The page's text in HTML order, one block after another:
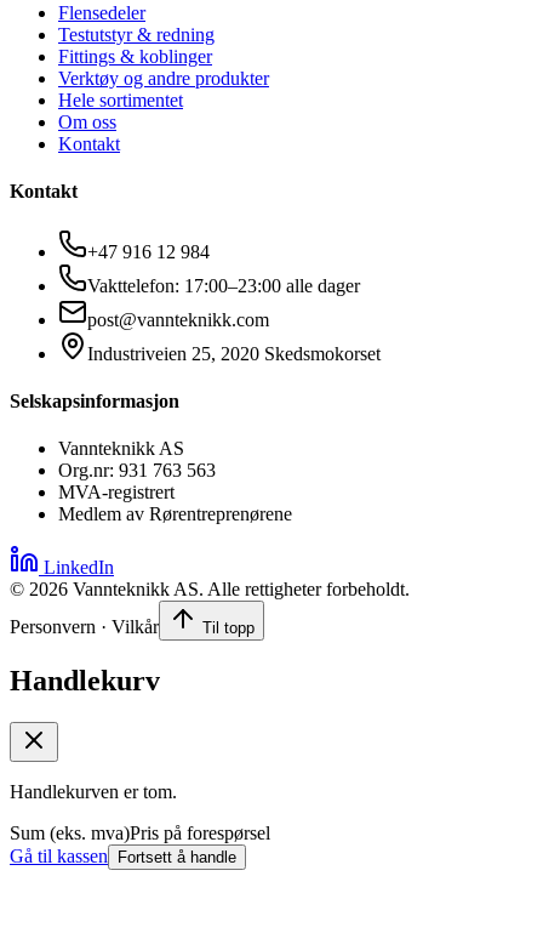
Flensedeler
Testutstyr & redning
Fittings & koblinger
Verktøy og andre produkter
Hele sortimentet
Om oss
Kontakt
Kontakt
+47 916 12 984
Vakttelefon: 17:00–23:00 alle dager
post@vannteknikk.com
Industriveien 25, 2020 Skedsmokorset
Selskapsinformasjon
Vannteknikk AS
Org.nr: 931 763 563
MVA-registrert
Medlem av Rørentreprenørene
LinkedIn
© 2026 Vannteknikk AS. Alle rettigheter forbeholdt.
Personvern · Vilkår
Til topp
Handlekurv
Handlekurven er tom.
Sum (eks. mva)Pris på forespørsel
Gå til kassen
Fortsett å handle